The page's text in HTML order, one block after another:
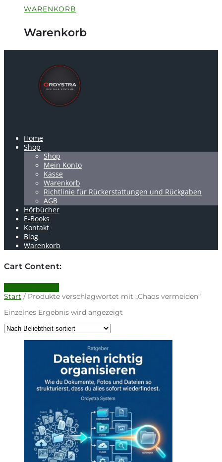
WARENKORB
Warenkorb
Home
Shop
Shop
Mein Konto
Kasse
Warenkorb
Richtlinie für Rückerstattungen und Rückgaben
AGB
Hörbücher
E-Books
Kontakt
Blog
Warenkorb
Cart Content:
Start / Produkte verschlagwortet mit „Chaos vermeiden“
Einzelnes Ergebnis wird angezeigt